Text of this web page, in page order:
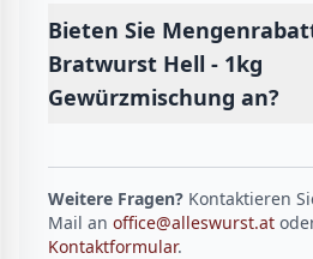
Bieten Sie
Bratwurst Hell - 1kg
Gewürzmischung an?
Weitere Fragen? Kontaktieren
Mail an office@alleswurst.at
Kontaktformular.